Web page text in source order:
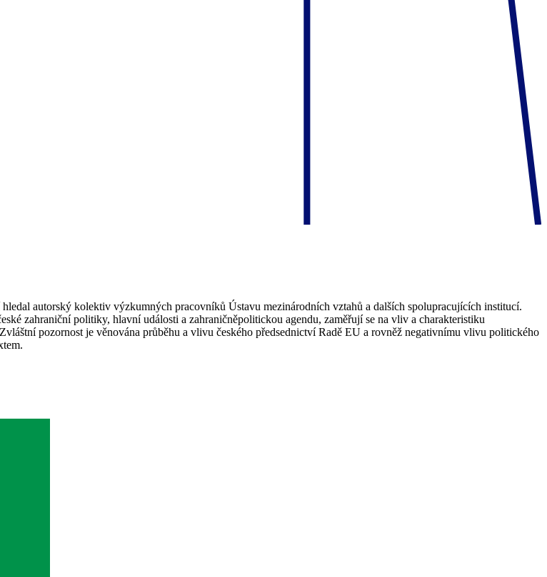
autorský kolektiv výzkumných pracovníků Ústavu mezinárodních vztahů a dalších spolupracujících institucí.
zahraniční politiky, hlavní události a zahraničněpolitickou agendu, zaměřují se na vliv a charakteristiku
pozornost je věnována průběhu a vlivu českého předsednictví Radě EU a rovněž negativnímu vlivu politického